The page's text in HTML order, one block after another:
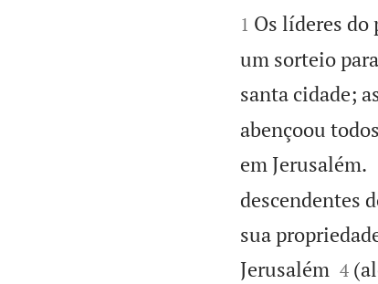


1 Os líderes do
um sorteio
santa cidade;
abençoou
em Jerusalém.
descendentes
sua
Jerusalém
4